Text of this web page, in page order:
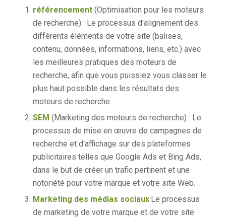
référencement(Optimisation pour les moteurs
de recherche) : Le processus d'alignement des
différents éléments de votre site (balises,
contenu, données, informations, liens, etc.) avec
les meilleures pratiques des moteurs de
recherche, afin que vous puissiez vous classer le
plus haut possible dans les résultats des
moteurs de recherche.
SEM (Marketing des moteurs de recherche) : Le
processus de mise en œuvre de campagnes de
recherche et d'affichage sur des plateformes
publicitaires telles que Google Ads et Bing Ads,
dans le but de créer un trafic pertinent et une
notoriété pour votre marque et votre site Web.
Marketing des médias sociaux:Le processus
de marketing de votre marque et de votre site